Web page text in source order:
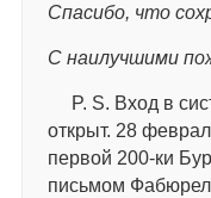
Спасибо, что
С наилучшими
P. S. Вход в
открыт. 28
первой 200-ки
письмом